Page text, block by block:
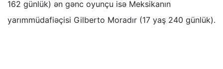
162 günlük) ən gənc oyunçu isə Meksikanın
yarımmüdafiəçisi Gilberto Moradır (17 yaş 240 günlük).